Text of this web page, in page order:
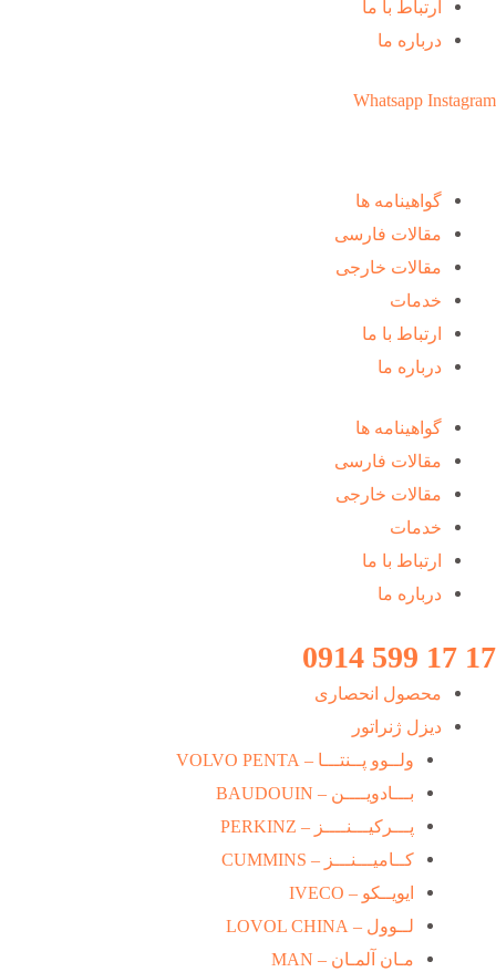
ارتباط با ما
درباره ما
Whatsapp Instagram
گواهینامه ها
مقالات فارسی
مقالات خارجی
خدمات
ارتباط با ما
درباره ما
گواهینامه ها
مقالات فارسی
مقالات خارجی
خدمات
ارتباط با ما
درباره ما
17 17 599 0914
محصول انحصاری
دیزل ژنراتور
ولــوو پــنتـــا – VOLVO PENTA
بـــادویــــن – BAUDOUIN
پـــرکیـــنــــز – PERKINZ
کــامیـــنـــز – CUMMINS
ایویــکو – IVECO
لــوول – LOVOL CHINA
مـان آلمـان – MAN